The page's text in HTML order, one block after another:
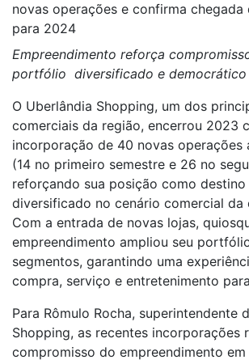
novas operações e confirma chegada
para 2024
Empreendimento reforça c
portfólio diversificado e
O Uberlândia Shopping, um dos
comerciais da região, encerrou 2023
incorporação de 40 novas operações
(14 no primeiro semestre e 26 no
reforçando sua posição como
diversificado no cenário comercial da
Com a entrada de novas lojas,
empreendimento ampliou seu
segmentos, garantindo uma
compra, serviço e entretenimento
Para Rômulo Rocha, superintendente
Shopping, as recentes incorporações
compromisso do empreendimento